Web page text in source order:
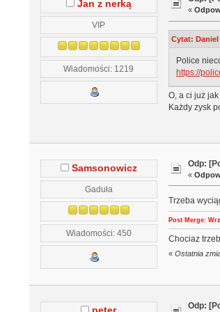
Jan z nerką
VIP
Wiadomości: 1219
«
Cytat: Daniel
Police
https://
O, a ci już jak
Każdy zysk
Samsonowicz
Gaduła
Wiadomości: 450
Odp:
«
Trzeba
Post Merge:
Chociaz
« Ostatnia
Odp: